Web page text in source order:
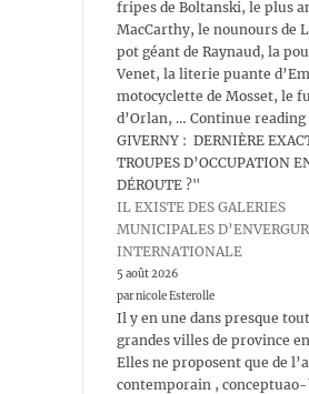
fripes de Boltanski, le plus
MacCarthy, le nounours de
pot géant de Raynaud, la
Venet, la literie puante
motocyclette de Mosset, le
d’Orlan, … Continue reading
GIVERNY : DERNIÈRE
TROUPES D’OCCUPATION
DÉROUTE ?"
IL EXISTE DES GALERIES
MUNICIPALES
INTERNATIONALE
5 août 2026
par nicole Esterolle
Il y en une dans presque
grandes villes de province
Elles ne proposent que de
contemporain ,